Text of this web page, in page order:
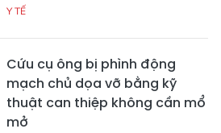
Y TẾ
Cứu cụ ông bị phình động
mạch chủ dọa vỡ bằng kỹ
thuật can thiệp không cần mổ
mở